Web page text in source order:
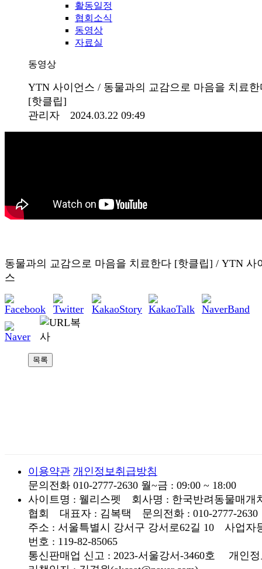
활동일정
협회소식
동영상
자료실
동영상
YTN 사이언스 / 동물과의 교감으로 마음을 치료한
[핫클립]
관리자 2024.03.22 09:49
동물과의 교감으로 마음을 치료한다 [핫클립] / YTN 사
스
목록
이용약관 개인정보취급방침
문의전화 010-2777-2630 월~금 : 09:00 ~ 18:00
사이트명 : 웰리스펫 회사명 : 한국반려동물매개
협회 대표자 : 김복택 문의전화 : 010-2777-2630
주소 : 서울특별시 강서구 강서로62길 10 사업자
번호 : 119-82-85065
통신판매업 신고 : 2023-서울강서-3460호 개인